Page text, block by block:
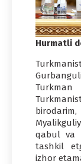
Hurmatli
qabul va
tashkil
izhor